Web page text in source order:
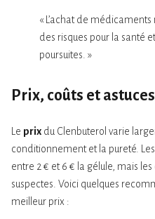
« L’achat de
des risques pour la santé
poursuites. »
Prix, coûts et
Le prix du Clenbuterol varie
conditionnement et la pureté.
entre 2 € et 6 € la gélule, mais
suspectes. Voici quelques
meilleur prix :